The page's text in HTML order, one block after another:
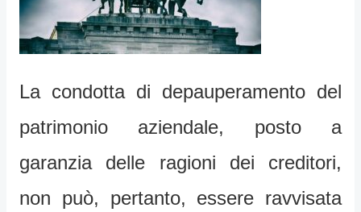
La condotta di depauperamento del
patrimonio aziendale, posto a
garanzia delle ragioni dei creditori,
non può, pertanto, essere ravvisata